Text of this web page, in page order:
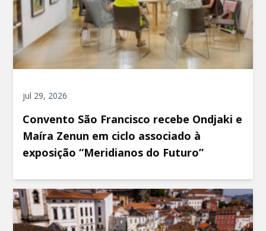
jul 29, 2026
Convento São Francisco recebe Ondjaki e
Maíra Zenun em ciclo associado à
exposição “Meridianos do Futuro”